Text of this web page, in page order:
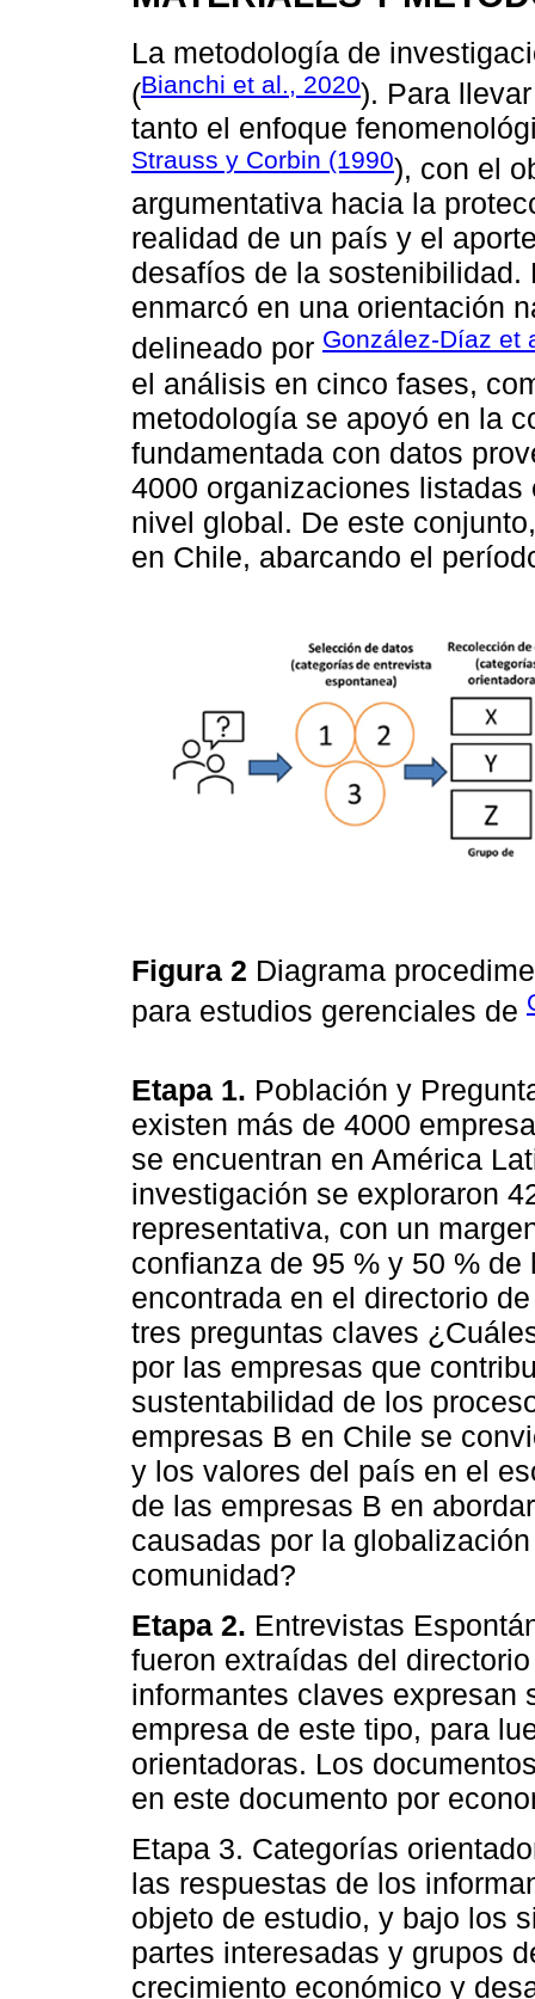
La metodología de
(Bianchi et al., 2020). Para
tanto el enfoque
Strauss y Corbin (1990), con el
argumentativa hacia la
realidad de un país y el
desafíos de la
enmarcó en una orientación
delineado por González-Díaz et
el análisis en cinco fases,
metodología se apoyó en la
fundamentada con datos
4000 organizaciones
nivel global. De este
en Chile, abarcando el
Figura 2 Diagrama
para estudios gerenciales de
Etapa 1. Población y
existen más de 4000
se encuentran en América
investigación se exploraron
representativa, con un
confianza de 95 % y 50 %
encontrada en el directorio
tres preguntas claves
por las empresas que
sustentabilidad de los
empresas B en Chile se
y los valores del país en el
de las empresas B en
causadas por la
comunidad?
Etapa 2. Entrevistas
fueron extraídas del
informantes claves expresan
empresa de este tipo, para
orientadoras. Los
en este documento por
Etapa 3. Categorías
las respuestas de los
objeto de estudio, y bajo los
partes interesadas y grupos
crecimiento económico y